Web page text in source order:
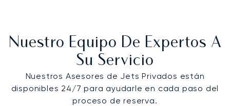
Nuestro Equipo De Expertos A
Su Servicio
Nuestros Asesores de Jets Privados están
disponibles 24/7 para ayudarle en cada paso del
proceso de reserva.